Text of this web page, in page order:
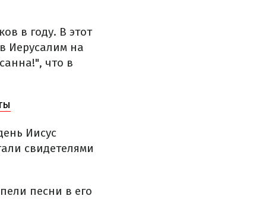
в году. В этот
Иерусалим на
что в
Иисус
свидетелями
песни в его